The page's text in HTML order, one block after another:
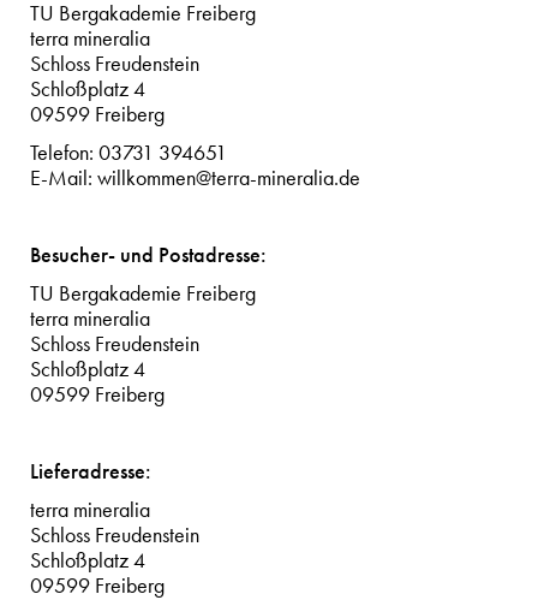
TU Bergakademie Freiberg
terra mineralia
Schloss Freudenstein
Schloßplatz 4
09599 Freiberg
Telefon: 03731 394651
E-Mail: willkommen@terra-mineralia.de
Besucher- und Postadresse:
TU Bergakademie Freiberg
terra mineralia
Schloss Freudenstein
Schloßplatz 4
09599 Freiberg
Lieferadresse:
terra mineralia
Schloss Freudenstein
Schloßplatz 4
09599 Freiberg